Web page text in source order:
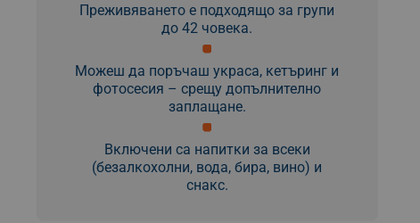
Преживяването е подходящо за групи
до 42 човека.
Можеш да поръчаш украса, кетъринг и
фотосесия – срещу допълнително
заплащане.
Включени са напитки за всеки
(безалкохолни, вода, бира, вино) и
снакс.